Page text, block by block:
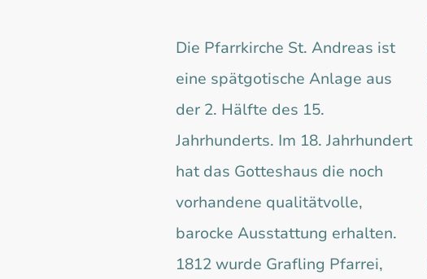
Die Pfarrkirche St. Andreas ist
eine spätgotische Anlage aus
der 2. Hälfte des 15.
Jahrhunderts. Im 18. Jahrhundert
hat das Gotteshaus die noch
vorhandene qualitätvolle,
barocke Ausstattung erhalten.
1812 wurde Grafling Pfarrei,